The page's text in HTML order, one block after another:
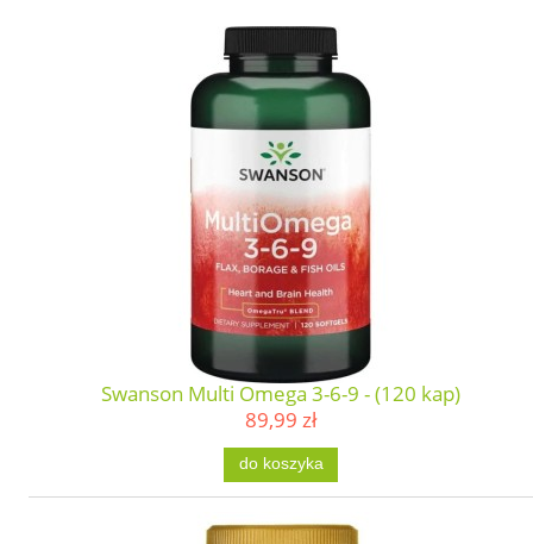
Swanson Multi Omega 3-6-9 - (120 kap)
89,99 zł
do koszyka